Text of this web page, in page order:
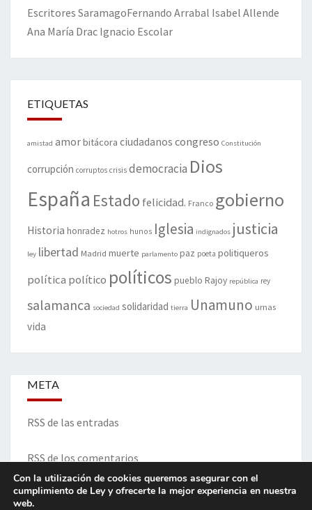
Escritores SaramagoFernando Arrabal Isabel Allende
Ana María Drac Ignacio Escolar
ETIQUETAS
amistad amorbitácora ciudadanos congreso Constitución
corrupción corruptos crisis democracia Dios
España Estado felicidad. Franco gobierno
Historia honradez hotros hunos Iglesia indignados justicia
ley libertad Madrid muerte parlamento paz poeta politiqueros
política político políticos pueblo Rajoy república rey
salamanca sociedad solidaridad tierra Unamuno urnas
vida
META
RSS de las entradas
RSS de los comentarios
Con la utilización de cookies queremos asegurar con el
cumplimiento de Ley y ofrecerte la mejor experiencia en nuestra
web.